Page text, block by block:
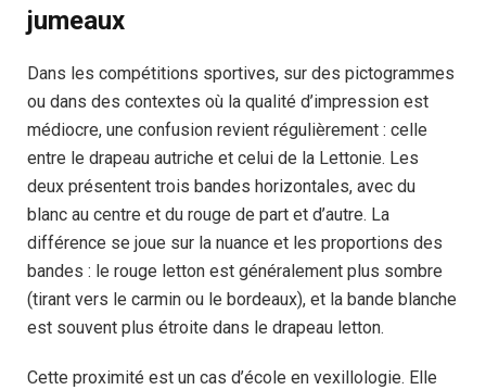
jumeaux
Dans les compétitions sportives, sur des pictogrammes
ou dans des contextes où la qualité d’impression est
médiocre, une confusion revient régulièrement : celle
entre le drapeau autriche et celui de la Lettonie. Les
deux présentent trois bandes horizontales, avec du
blanc au centre et du rouge de part et d’autre. La
différence se joue sur la nuance et les proportions des
bandes : le rouge letton est généralement plus sombre
(tirant vers le carmin ou le bordeaux), et la bande blanche
est souvent plus étroite dans le drapeau letton.
Cette proximité est un cas d’école en vexillologie. Elle